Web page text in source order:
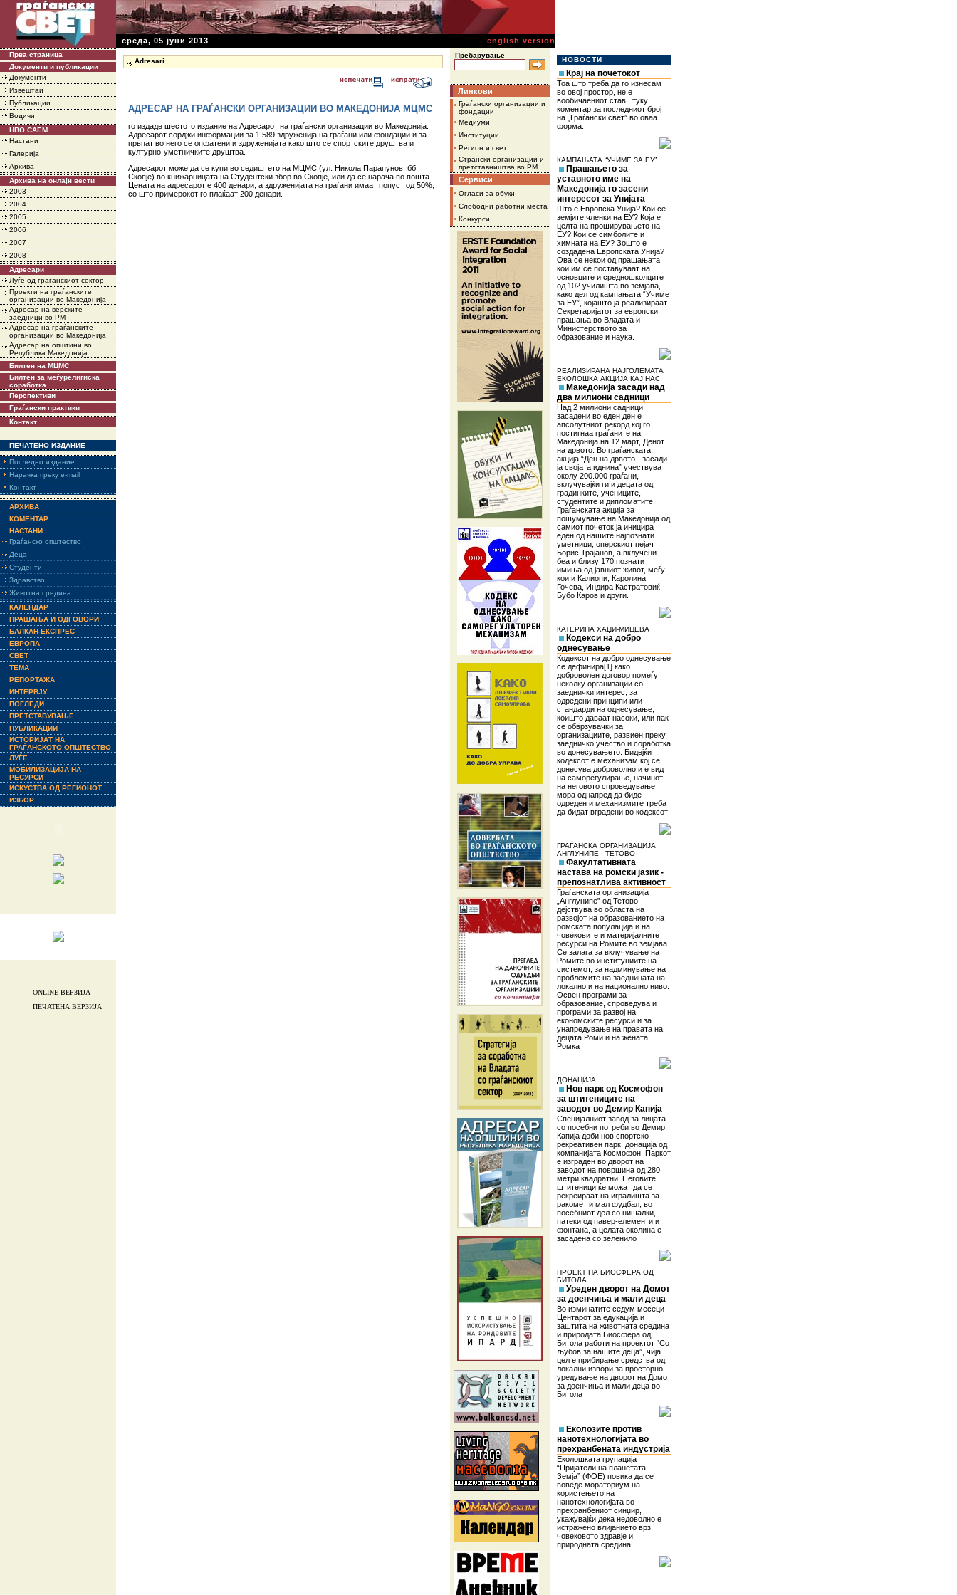
среда, 05 јуни 2013 english version
Прва страница
Документи и публикации
Документи
Извештаи
Публикации
Водичи
НВО САЕМ
Настани
Галерија
Архива
Архива на онлајн вести
2003
2004
2005
2006
2007
2008
Адресари
Луѓе од граганскиот сектор
Проекти на граѓанските
организации во Македонија
Адресар на верските
заедници во РМ
Адресар на граѓанските
организации во Македонија
Адресар на општини во
Република Македонија
Билтен на МЦМС
Билтен за меѓурелигиска
соработка
Перспективи
Граѓански практики
Контакт
ПЕЧАТЕНО ИЗДАНИЕ
Последно издание
Нарачка преку e-mail
Контакт
АРХИВА
КОМЕНТАР
НАСТАНИ
Граѓанско општество
Деца
Студенти
Здравство
Животна средина
КАЛЕНДАР
ПРАШАЊА И ОДГОВОРИ
БАЛКАН-ЕКСПРЕС
ЕВРОПА
СВЕТ
ТЕМА
РЕПОРТАЖА
ИНТЕРВЈУ
ПОГЛЕДИ
ПРЕТСТАВУВАЊЕ
ПУБЛИКАЦИИ
ИСТОРИЈАТ НА
ГРАЃАНСКОТО ОПШТЕСТВО
ЛУЃЕ
МОБИЛИЗАЦИЈА НА
РЕСУРСИ
ИСКУСТВА ОД РЕГИОНОТ
ИЗБОР
ONLINE ВЕРЗИЈА
ПЕЧАТЕНА ВЕРЗИЈА
Adresari
АДРЕСАР НА ГРАЃАНСКИ ОРГАНИЗАЦИИ ВО МАКЕДОНИЈА МЦМС
го издаде шестото издание на Адресарот на граѓански организации во Македонија.
Адресарот сорджи информации за 1,589 здруженија на граѓани или фондации и за
првпат во него се опфатени и здруженијата како што се спортските друштва и
културно-уметничките друштва.
Адресарот може да се купи во седиштето на МЦМС (ул. Никола Парапунов, бб,
Скопје) во книжарницата на Студентски збор во Скопје, или да се нарача по пошта.
Цената на адресарот е 400 денари, а здруженијата на граѓани имаат попуст од 50%,
со што примерокот го плаќаат 200 денари.
Пребарување
Линкови
• Граѓански организации и
фондации
• Медиуми
• Институции
• Регион и свет
• Странски организации и
претставништва во РМ
Сервиси
• Огласи за обуки
• Слободни работни места
• Конкурси
НОВОСТИ
Крај на почетокот
Тоа што треба да го изнесам
во овој простор, не е
вообичаениот став , туку
коментар за последниот број
на „Граѓански свет” во оваа
форма.
КАМПАЊАТА “УЧИМЕ ЗА ЕУ”
Прашањето за
уставното име на
Македонија го засени
интересот за Унијата
Што е Европска Унија? Кои се
земјите членки на ЕУ? Која е
целта на проширувањето на
ЕУ? Кои се симболите и
химната на ЕУ? Зошто е
создадена Европската Унија?
Ова се некои од прашањата
кои им се поставуваат на
основците и средношколците
од 102 училишта во земјава,
како дел од кампањата “Учиме
за ЕУ”, којашто ја реализираат
Секретаријатот за европски
прашања во Владата и
Министерството за
образование и наука.
РЕАЛИЗИРАНА НАЈГОЛЕМАТА
ЕКОЛОШКА АКЦИЈА КАЈ НАС
Македонија засади над
два милиони садници
Над 2 милиони садници
засадени во еден ден е
апсолутниот рекорд кој го
постигнаа граѓаните на
Македонија на 12 март, Денот
на дрвото. Во граѓанската
акција “Ден на дрвото - засади
ја својата иднина” учествува
околу 200.000 граѓани,
вклучувајќи ги и децата од
градинките, учениците,
студентите и дипломатите.
Граѓанската акција за
пошумување на Македонија од
самиот почеток ја иницира
еден од нашите најпознати
уметници, оперскиот пејач
Борис Трајанов, а вклучени
беа и близу 170 познати
имиња од јавниот живот, меѓу
кои и Калиопи, Каролина
Гочева, Индира Кастратовиќ,
Бубо Каров и други.
КАТЕРИНА ХАЏИ-МИЦЕВА
Кодекси на добро
однесување
Кодексот на добро однесување
се дефинира[1] како
доброволен договор помеѓу
неколку организации со
заеднички интерес, за
одредени принципи или
стандарди на однесување,
коишто даваат насоки, или пак
се обврзувачки за
организациите, развиен преку
заедничко учество и соработка
во донесувањето. Бидејќи
кодексот е механизам кој се
донесува доброволно и е вид
на саморегулирање, начинот
на неговото спроведување
мора однапред да биде
одреден и механизмите треба
да бидат вградени во кодексот
ГРАЃАНСКА ОРГАНИЗАЦИЈА
АНГЛУНИПЕ - ТЕТОВО
Факултативната
настава на ромски јазик -
препознатлива активност
Граѓанската организација
„Англунипе” од Тетово
дејствува во областа на
развојот на образованието на
ромската популација и на
човековите и материјалните
ресурси на Ромите во земјава.
Се залага за вклучување на
Ромите во институциите на
системот, за надминување на
проблемите на заедницата на
локално и на национално ниво.
Освен програми за
образование, спроведува и
програми за развој на
економските ресурси и за
унапредување на правата на
децата Роми и на жената
Ромка
ДОНАЦИЈА
Нов парк од Космофон
за штитениците на
заводот во Демир Капија
Специјалниот завод за лицата
со посебни потреби во Демир
Капија доби нов спортско-
рекреативен парк, донација од
компанијата Космофон. Паркот
е изграден во дворот на
заводот на површина од 280
метри квадратни. Неговите
штитеници ќе можат да се
рекреираат на игралишта за
ракомет и мал фудбал, во
посебниот дел со нишалки,
патеки од павер-елементи и
фонтана, а целата околина е
засадена со зеленило
ПРОЕКТ НА БИОСФЕРА ОД
БИТОЛА
Уреден дворот на Домот
за доенчиња и мали деца
Во изминатите седум месеци
Центарот за едукација и
заштита на животната средина
и природата Биосфера од
Битола работи на проектот “Со
љубов за нашите деца”, чија
цел е прибирање средства од
локални извори за просторно
уредување на дворот на Домот
за доенчиња и мали деца во
Битола
Еколозите против
нанотехнологијата во
прехранбената индустрија
Еколошката групација
“Пријатели на планетата
Земја” (ФОЕ) повика да се
воведе мораториум на
користењето на
нанотехнологијата во
прехранбениот синџир,
укажувајќи дека недоволно е
истражено влијанието врз
човековото здравје и
природната средина